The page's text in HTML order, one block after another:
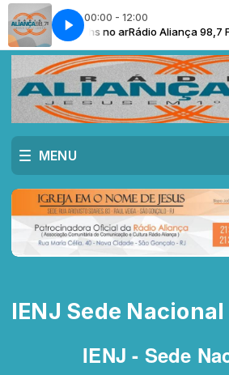
00:00 - 12:00
98,7 FM 24hs no arRádio Aliança 98,7
MENU
IENJ Sede Nacional
IENJ - Sede